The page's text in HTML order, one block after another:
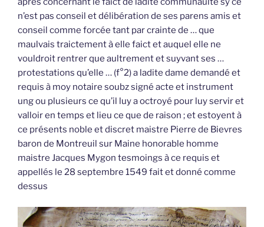
n’est pas conseil et délibération de ses parens amis et
conseil comme forcée tant par crainte de … que
maulvais traictement à elle faict et auquel elle ne
vouldroit rentrer que aultrement et suyvant ses …
protestations qu’elle … (f°2) a ladite dame demandé et
requis à moy notaire soubz signé acte et instrument
ung ou plusieurs ce qu’il luy a octroyé pour luy servir et
valloir en temps et lieu ce que de raison ; et estoyent à
ce présents noble et discret maistre Pierre de Bievres
baron de Montreuil sur Maine honorable homme
maistre Jacques Mygon tesmoings à ce requis et
appellés le 28 septembre 1549 fait et donné comme
dessus